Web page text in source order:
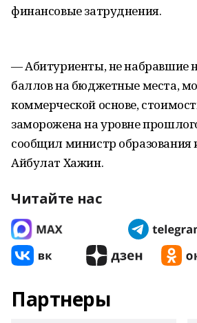
финансовые затруднения.
— Абитуриенты, не набравшие
баллов на бюджетные места,
коммерческой основе,
заморожена на уровне
сообщил министр образования
Айбулат Хажин.
Читайте нас
Партнеры